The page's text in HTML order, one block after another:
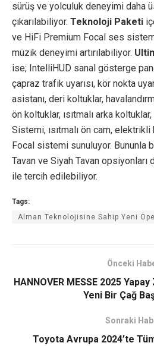
sürüş ve yolculuk deneyimi daha
çıkarılabiliyor. Teknoloji Paketi
ve HiFi Premium Focal ses
müzik deneyimi artırılabiliyor.
ise; IntelliHUD sanal gösterge
çapraz trafik uyarısı, kör nokta
asistanı, deri koltuklar,
ön koltuklar, ısıtmalı arka
Sistemi, ısıtmalı ön cam,
Focal sistemi sunuluyor. Bununla
Tavan ve Siyah Tavan opsiyonları
ile tercih edilebiliyor.
Tags:
Alman Teknolojisine Sahip Yeni
Önceki
HANNOVER MESSE 2025
Yeni Bir Çağ
Sonraki
Toyota Avrupa 2024’te